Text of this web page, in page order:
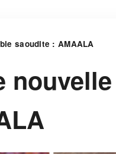
saoudite : AMAALA